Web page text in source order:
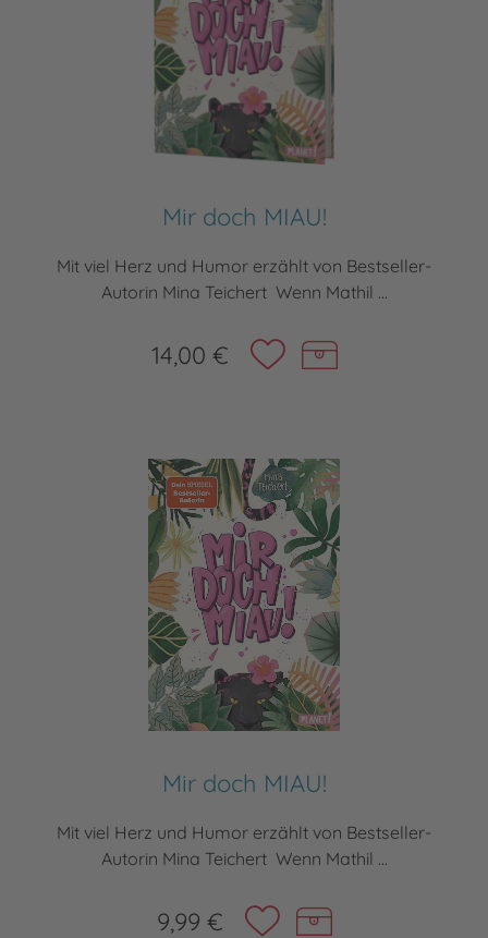
Mir doch MIAU!
Mit viel Herz und Humor erzählt von Bestseller-
Autorin Mina Teichert Wenn Mathil ...
14,00 €
Mir doch MIAU!
Mit viel Herz und Humor erzählt von Bestseller-
Autorin Mina Teichert Wenn Mathil ...
9,99 €